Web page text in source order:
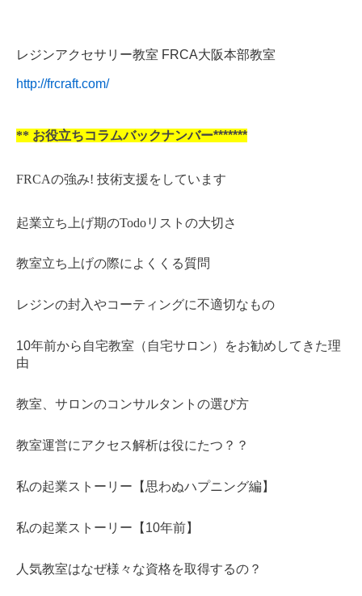
レジンアクセサリー教室 FRCA大阪本部教室
http://frcraft.com/
** お役立ちコラムバックナンバー*******
FRCAの強み! 技術支援をしています
起業立ち上げ期のTodoリストの大切さ
教室立ち上げの際によくくる質問
レジンの封入やコーティングに不適切なもの
10年前から自宅教室（自宅サロン）をお勧めしてきた理
由
教室、サロンのコンサルタントの選び方
教室運営にアクセス解析は役にたつ？？
私の起業ストーリー【思わぬハプニング編】
私の起業ストーリー【10年前】
人気教室はなぜ様々な資格を取得するの？